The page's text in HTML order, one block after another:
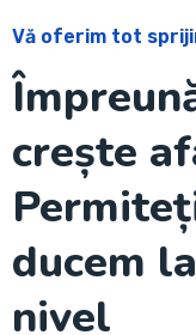
Vă oferim tot
crește
ducem
nivel